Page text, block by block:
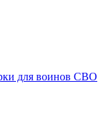
для воинов СВО